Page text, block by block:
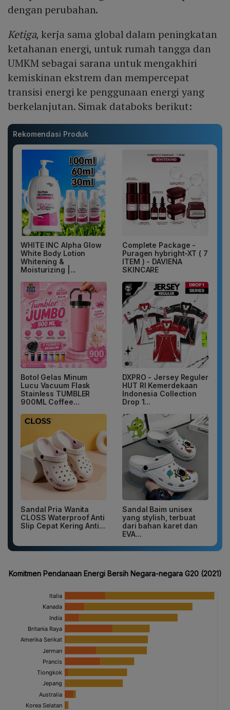
dengan perubahan.
Ketiga, kerja sama global dalam peningkatan
ketahanan energi, untuk rumah tangga dan
UMKM sebagai sarana untuk mengakhiri
kemiskinan ekstrem dan mempercepat
transisi energi ke penggunaan energi yang
berkelanjutan. Simak databoks berikut:
Rekomendasi Produk
WHITE INC Alpha Glow
White Body Lotion
Whitening &
Moisturizing |...
Complete Package -
Puragen hybright-XT ( 7
ITEM ) - DAVIENA
SKINCARE
Botol Gelas Minum
Lucu Vacuum Flask
Stainless TUMBLER
900ML Coffee...
DXPRO - Jersey Reguler
HUT RI Kemerdekaan
Indonesia Collection
Drop 1...
Sandal Pria Wanita
CLOSS Waterproof Anti
Slip Cepat Kering Anti...
Sandal Baim unisex
yang stylish, terbuat
dari bahan karet dan
EVA...